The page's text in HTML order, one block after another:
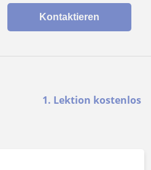
Kontaktieren
1. Lektion kostenlos